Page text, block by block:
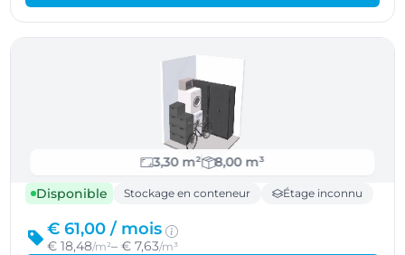
3,30 m²
8,00 m³
Disponible
Stockage en conteneur Étage inconnu
€ 61,00 / mois
€ 18,48/m²– € 7,63/m³